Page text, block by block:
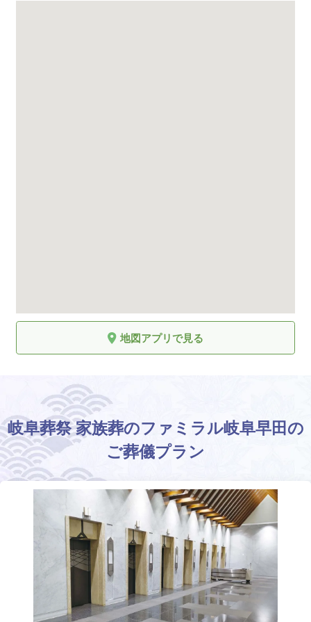
地図アプリで見る
岐阜葬祭 家族葬のファミラル岐阜早田の
ご葬儀プラン